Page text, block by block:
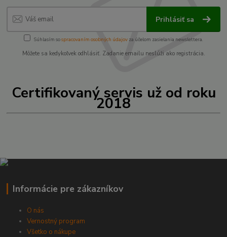
Prihlásiť sa
Súhlasím sospracovaním osobných údajov za účelom zasielania newslettera.
Môžete sa kedykoľvek odhlásiť. Zadanie emailu neslúži ako registrácia.
Certifikovaný servis už od roku
2018
Informácie pre zákazníkov
O nás
Vernostný program
Všetko o nákupe